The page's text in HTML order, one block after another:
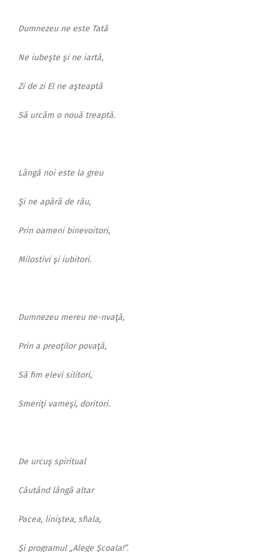
Dumnezeu ne este Tată
Ne iubeşte şi ne iartă,
Zi de zi El ne aşteaptă
Să urcăm o nouă treaptă.
Lângă noi este la greu
Şi ne apără de rău,
Prin oameni binevoitori,
Milostivi şi iubitori.
Dumnezeu mereu ne-nvaţă,
Prin a preoţilor povaţă,
Să fim elevi silitori,
Smeriţi vameşi, doritori.
De urcuş spiritual
Căutând lângă altar
Pacea, liniştea, sfiala,
Şi programul „Alege Şcoala!”.